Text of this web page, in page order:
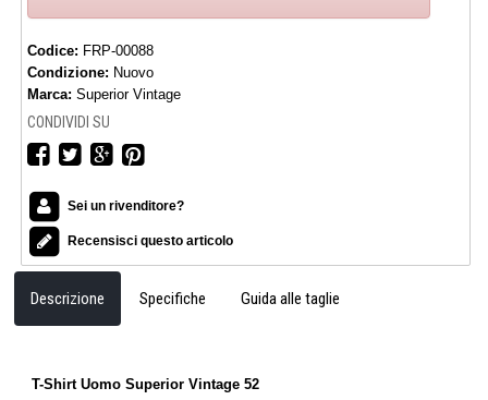
Codice: FRP-00088
Condizione: Nuovo
Marca: Superior Vintage
CONDIVIDI SU
Sei un rivenditore?
Recensisci questo articolo
Descrizione Specifiche Guida alle taglie
T-Shirt Uomo Superior Vintage 52